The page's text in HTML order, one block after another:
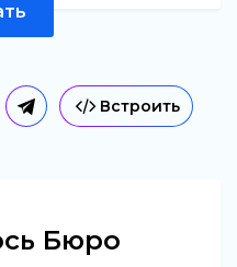
Встроить
Бюро